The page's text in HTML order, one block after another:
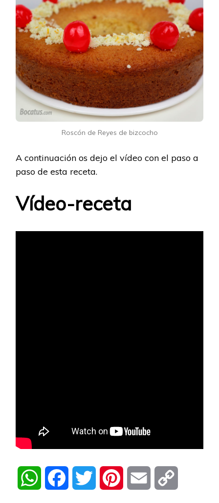
Roscón de Reyes de bizcocho
A continuación os dejo el vídeo con el paso a
paso de esta receta.
Vídeo-receta
WhatsAppFacebook Twitter Pinterest Email